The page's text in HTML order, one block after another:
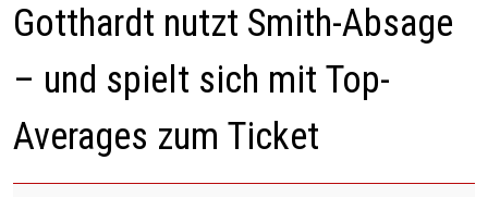
Gotthardt nutzt Smith-Absage
– und spielt sich mit Top-
Averages zum Ticket